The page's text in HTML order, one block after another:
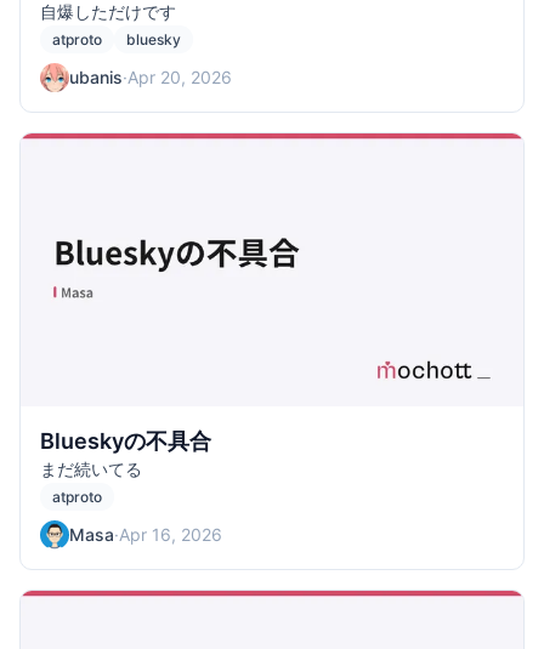
自爆しただけです
atproto bluesky
ubanis·Apr 20, 2026
Blueskyの不具合
まだ続いてる
atproto
Masa·Apr 16, 2026